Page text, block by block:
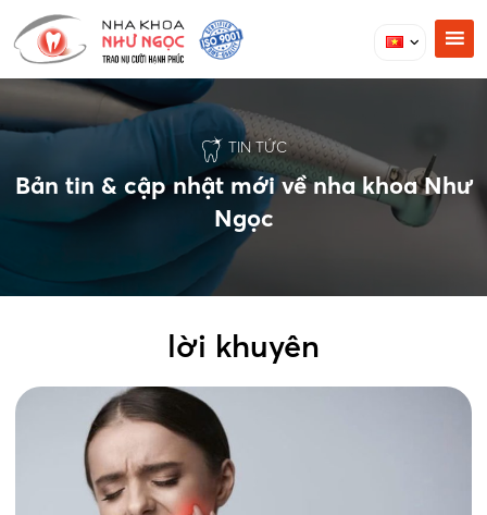
TIN TỨC
Bản tin & cập nhật mới về nha khoa Như
Ngọc
lời khuyên